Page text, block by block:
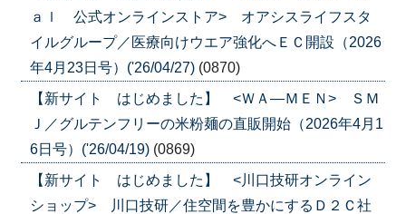
ａｌ 公式オンラインストア> オアシスライフスタ
イルグループ／医療向けウエア強化へＥＣ開設（2026
年4月23日号）('26/04/27) (0870)
【新サイト はじめました】 <ＷＡ―ＭＥＮ> ＳＭ
Ｊ／グルテンフリーの米粉麺の直販開始（2026年4月1
6日号）('26/04/19) (0869)
【新サイト はじめました】 <川口技研オンライン
ショップ> 川口技研／住空間を豊かにするＤ２Ｃ社